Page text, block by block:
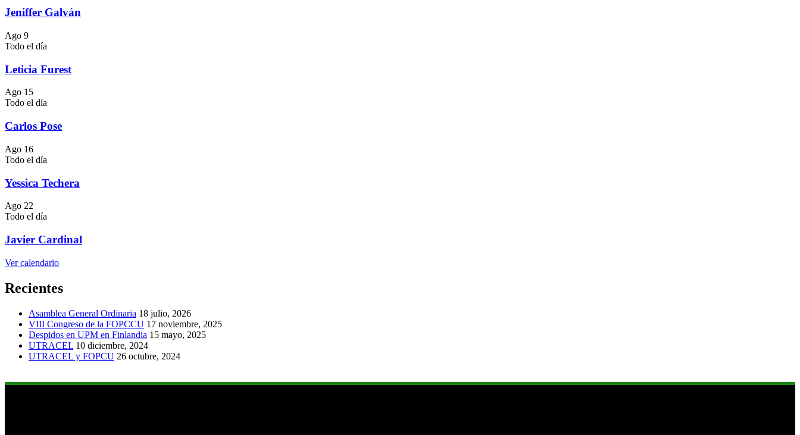
Jeniffer Galván
Ago 9
Todo el día
Leticia Furest
Ago 15
Todo el día
Carlos Pose
Ago 16
Todo el día
Yessica Techera
Ago 22
Todo el día
Javier Cardinal
Ver calendario
Recientes
Asamblea General Ordinaria 18 julio, 2026
VIII Congreso de la FOPCCU 17 noviembre, 2025
Despidos en UPM en Finlandia 15 mayo, 2025
UTRACEL 10 diciembre, 2024
UTRACEL y FOPCU 26 octubre, 2024